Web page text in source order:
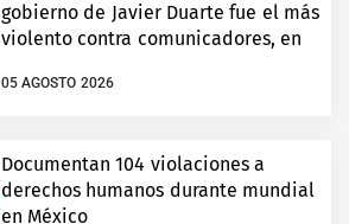
gobierno de Javier Duarte fue el más
violento contra comunicadores, en
05 AGOSTO 2026
Documentan 104 violaciones a
derechos humanos durante mundial
en México